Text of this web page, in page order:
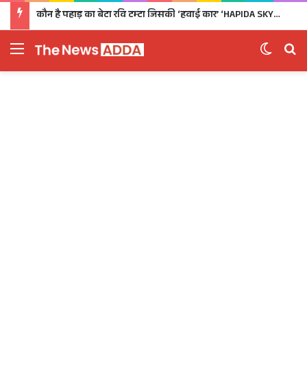
कौन है पहाड़ का बेटा रवि टम्टा जिसकी ‘हवाई कार’ ‘HAPIDA SKYNeX’ ने कर दिया सबको दीवाना
Menu